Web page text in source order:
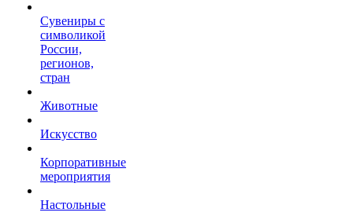
Сувениры с
символикой
России,
регионов,
стран
Животные
Искусство
Корпоративные
мероприятия
Настольные